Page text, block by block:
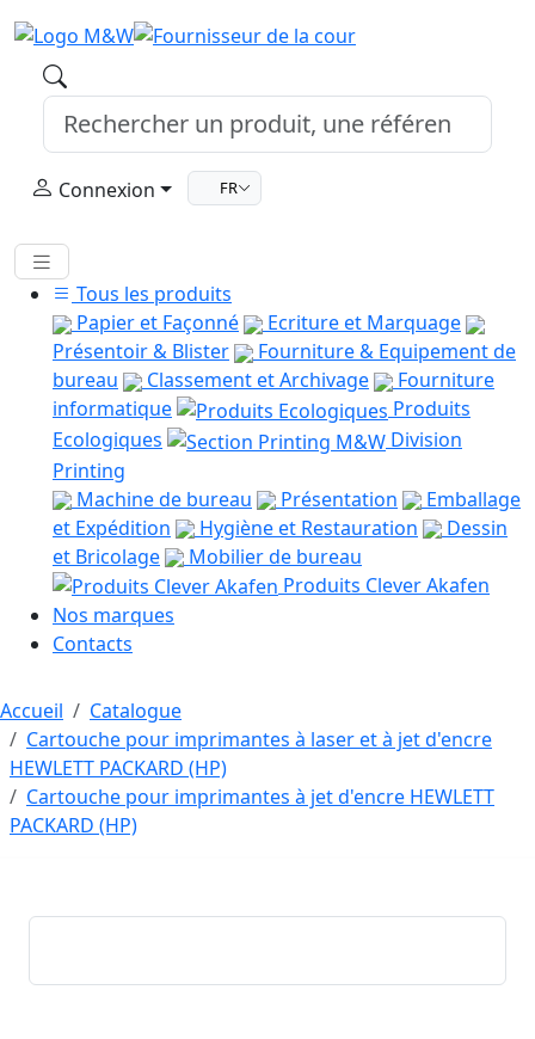
Connexion FR
Tous les produits
Papier et Façonné
Ecriture et Marquage
Présentoir & Blister
Fourniture & Equipement de
bureau
Classement et Archivage
Fourniture
informatique
Produits
Ecologiques
Division
Printing
Machine de bureau
Présentation
Emballage
et Expédition
Hygiène et Restauration
Dessin
et Bricolage
Mobilier de bureau
Produits Clever Akafen
Nos marques
Contacts
Accueil
Catalogue
Cartouche pour imprimantes à laser et à jet d'encre
HEWLETT PACKARD (HP)
Cartouche pour imprimantes à jet d'encre HEWLETT
PACKARD (HP)